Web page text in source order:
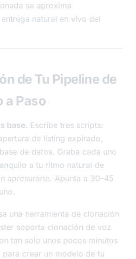
se aproxima
natural en vivo del
de Tu Pipeline de
a Paso
base. Escribe tres scripts:
de listing expirado,
de datos. Graba cada uno
a tu ritmo natural de
apresurarte. Apunta a 30–45
una herramienta de clonación
soporta clonación de voz
tan solo unos pocos minutos
crear un modelo de tu